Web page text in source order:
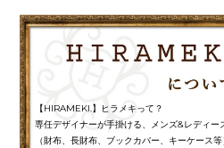
【HIRAMEKI.】ヒラメキって？
専任デザイナーが手掛ける、メンズ&レディー
（財布、長財布、ブックカバー、キーケース